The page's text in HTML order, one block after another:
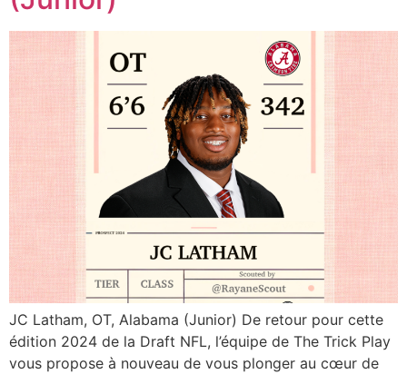
JC Latham, OT, Alabama (Junior) De retour pour cette
édition 2024 de la Draft NFL, l’équipe de The Trick Play
vous propose à nouveau de vous plonger au cœur de